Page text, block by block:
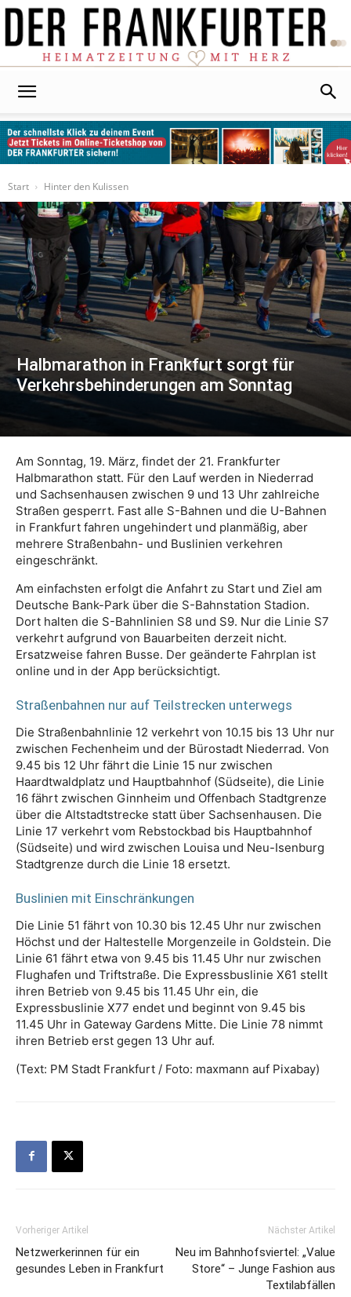
Start
Hinter den Kulissen
Halbmarathon in Frankfurt sorgt für
Verkehrsbehinderungen am Sonntag
Am Sonntag, 19. März, findet der 21. Frankfurter
Halbmarathon statt. Für den Lauf werden in Niederrad
und Sachsenhausen zwischen 9 und 13 Uhr zahlreiche
Straßen gesperrt. Fast alle S-Bahnen und die U-Bahnen
in Frankfurt fahren ungehindert und planmäßig, aber
mehrere Straßenbahn- und Buslinien verkehren
eingeschränkt.
Am einfachsten erfolgt die Anfahrt zu Start und Ziel am
Deutsche Bank-Park über die S-Bahnstation Stadion.
Dort halten die S-Bahnlinien S8 und S9. Nur die Linie S7
verkehrt aufgrund von Bauarbeiten derzeit nicht.
Ersatzweise fahren Busse. Der geänderte Fahrplan ist
online und in der App berücksichtigt.
Straßenbahnen nur auf Teilstrecken unterwegs
Die Straßenbahnlinie 12 verkehrt von 10.15 bis 13 Uhr nur
zwischen Fechenheim und der Bürostadt Niederrad. Von
9.45 bis 12 Uhr fährt die Linie 15 nur zwischen
Haardtwaldplatz und Hauptbahnhof (Südseite), die Linie
16 fährt zwischen Ginnheim und Offenbach Stadtgrenze
über die Altstadtstrecke statt über Sachsenhausen. Die
Linie 17 verkehrt vom Rebstockbad bis Hauptbahnhof
(Südseite) und wird zwischen Louisa und Neu-Isenburg
Stadtgrenze durch die Linie 18 ersetzt.
Buslinien mit Einschränkungen
Die Linie 51 fährt von 10.30 bis 12.45 Uhr nur zwischen
Höchst und der Haltestelle Morgenzeile in Goldstein. Die
Linie 61 fährt etwa von 9.45 bis 11.45 Uhr nur zwischen
Flughafen und Triftstraße. Die Expressbuslinie X61 stellt
ihren Betrieb von 9.45 bis 11.45 Uhr ein, die
Expressbuslinie X77 endet und beginnt von 9.45 bis
11.45 Uhr in Gateway Gardens Mitte. Die Linie 78 nimmt
ihren Betrieb erst gegen 13 Uhr auf.
(Text: PM Stadt Frankfurt / Foto: maxmann auf Pixabay)
Vorheriger Artikel
Netzwerkerinnen für ein
gesundes Leben in Frankfurt
Nächster Artikel
Neu im Bahnhofsviertel: „Value
Store“ – Junge Fashion aus
Textilabfällen